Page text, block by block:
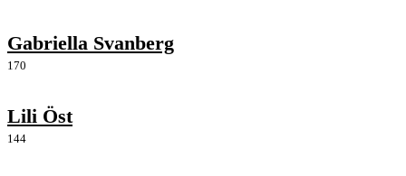
Gabriella Svanberg
170
Lili Öst
144